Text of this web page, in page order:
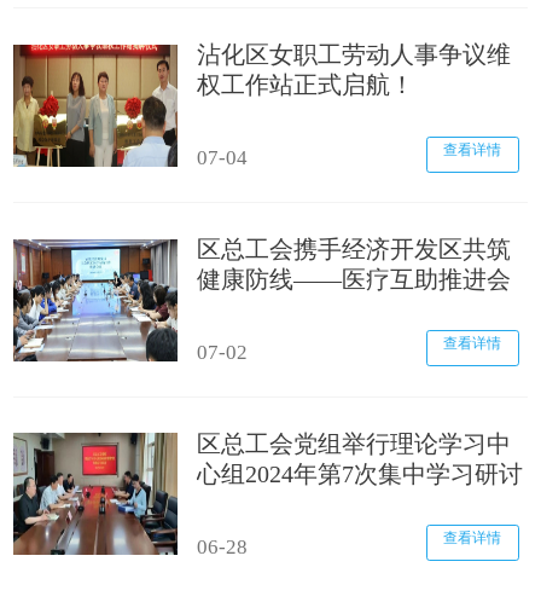
沾化区女职工劳动人事争议维
权工作站正式启航！
07-04 查看详情
区总工会携手经济开发区共筑
健康防线——医疗互助推进会
07-02 查看详情
区总工会党组举行理论学习中
心组2024年第7次集中学习研讨
06-28 查看详情